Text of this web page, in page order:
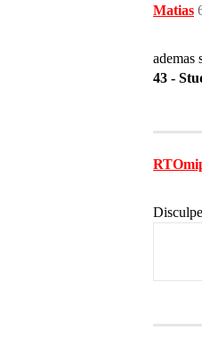
Matias
ademas
43 -